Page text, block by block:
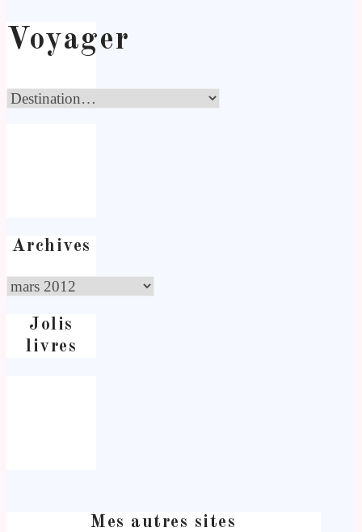
Voyager
Archives
Jolis
livres
Mes autres sites